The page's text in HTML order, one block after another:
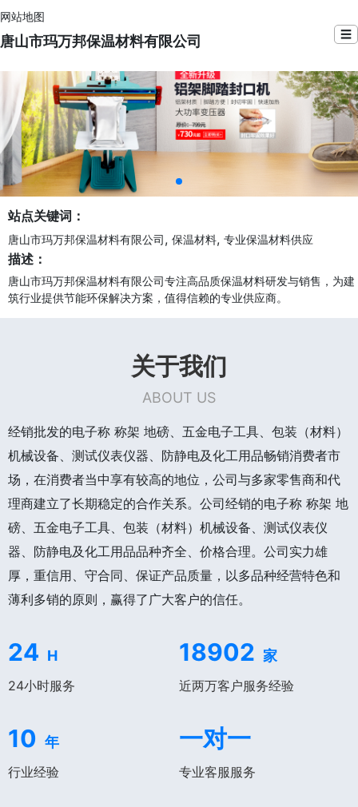
网站地图
唐山市玛万邦保温材料有限公司 ☰
站点关键词：
唐山市玛万邦保温材料有限公司, 保温材料, 专业保温材料供应
描述：
唐山市玛万邦保温材料有限公司专注高品质保温材料研发与销售，为建
筑行业提供节能环保解决方案，值得信赖的专业供应商。
关于我们
ABOUT US
经销批发的电子称 称架 地磅、五金电子工具、包装（材料）
机械设备、测试仪表仪器、防静电及化工用品畅销消费者市
场，在消费者当中享有较高的地位，公司与多家零售商和代
理商建立了长期稳定的合作关系。公司经销的电子称 称架 地
磅、五金电子工具、包装（材料）机械设备、测试仪表仪
器、防静电及化工用品品种齐全、价格合理。公司实力雄
厚，重信用、守合同、保证产品质量，以多品种经营特色和
薄利多销的原则，赢得了广大客户的信任。
24 H
24小时服务
18902 家
近两万客户服务经验
10 年
行业经验
一对一
专业客服服务